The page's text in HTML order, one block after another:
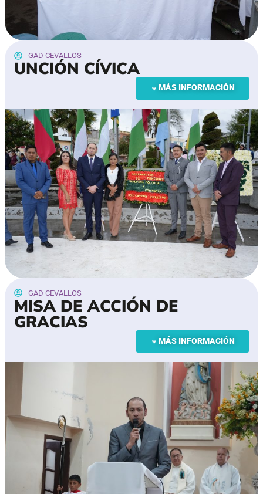
GAD CEVALLOS
UNCIÓN CÍVICA
MÁS INFORMACIÓN
GAD CEVALLOS
MISA DE ACCIÓN DE
GRACIAS
MÁS INFORMACIÓN